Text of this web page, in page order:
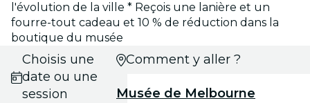
l'évolution de la ville * Reçois une lanière et un
fourre-tout cadeau et 10 % de réduction dans la
boutique du musée
Choisis une
date ou une
session
Comment y aller ?
Musée de Melbourne